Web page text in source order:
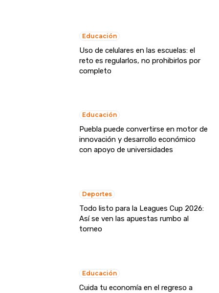
Educación
Uso de celulares en las escuelas: el
reto es regularlos, no prohibirlos por
completo
Educación
Puebla puede convertirse en motor de
innovación y desarrollo económico
con apoyo de universidades
Deportes
Todo listo para la Leagues Cup 2026:
Así se ven las apuestas rumbo al
torneo
Educación
Cuida tu economía en el regreso a